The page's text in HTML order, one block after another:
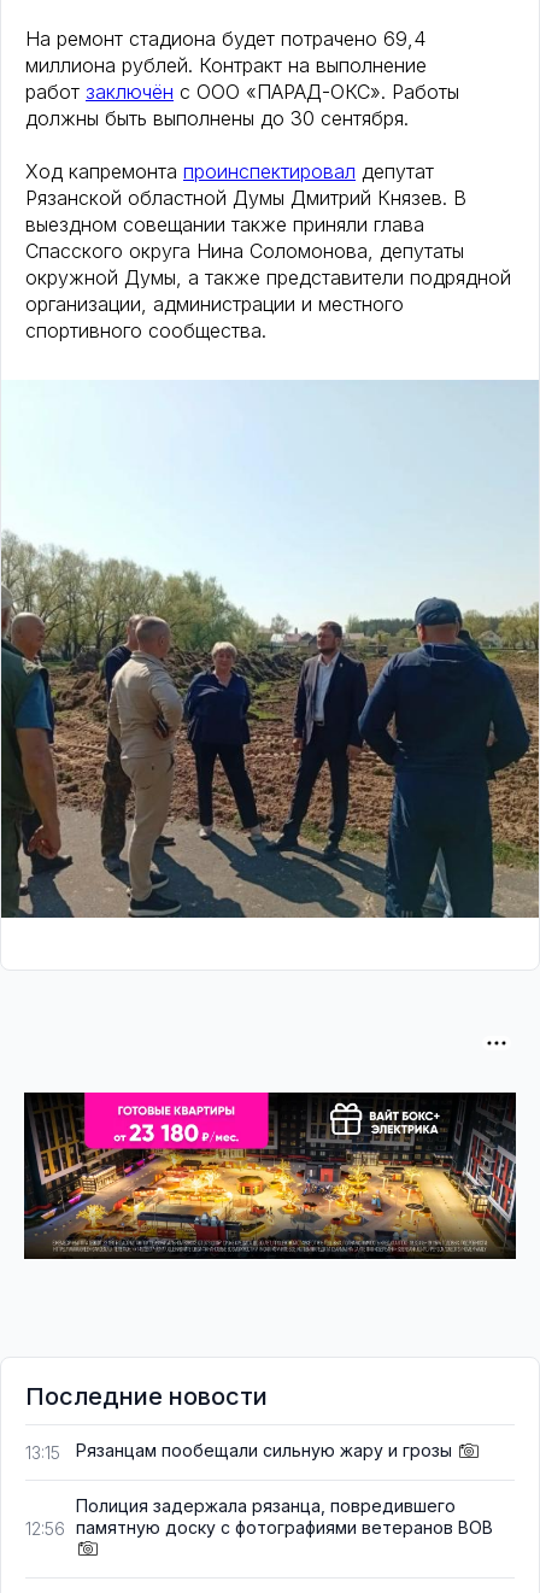
На ремонт стадиона будет потрачено 69,4
миллиона рублей. Контракт на выполнение
работ заключён с ООО «ПАРАД-ОКС». Работы
должны быть выполнены до 30 сентября.
Ход капремонта проинспектировал депутат
Рязанской областной Думы Дмитрий Князев. В
выездном совещании также приняли глава
Спасского округа Нина Соломонова, депутаты
окружной Думы, а также представители подрядной
организации, администрации и местного
спортивного сообщества.
Последние новости
13:15 Рязанцам пообещали сильную жару и грозы
12:56
Полиция задержала рязанца, повредившего
памятную доску с фотографиями ветеранов ВОВ